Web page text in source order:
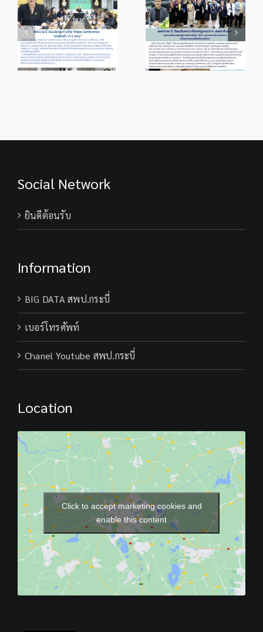
info 6-1 info 3-2
Social Network
ยินดีต้อนรับ
Information
BIG DATA สพป.กระบี่
เบอร์โทรศัพท์
Chanel Youtube สพป.กระบี่
Location
Click to accept marketing cookies and
enable this content